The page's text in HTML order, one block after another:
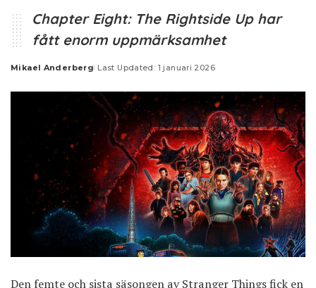
Chapter Eight: The Rightside Up har
fått enorm uppmärksamhet
Posted
Mikael Anderberg Last Updated: 1 januari 2026
Den femte och sista säsongen av Stranger Things fick en